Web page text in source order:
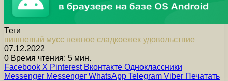
Теги
вишневый мусс нежное сладкоежек удовольствие
07.12.2022
0 Время чтения: 5 мин.
Facebook X Pinterest Вконтакте Одноклассники
Messenger Messenger WhatsApp Telegram Viber Печатать